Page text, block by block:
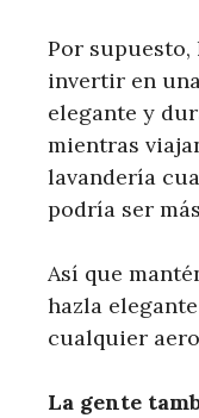
Por
invertir en
elegante y
mientras
lavandería
podría ser
Así que
hazla
cualquier
La gente